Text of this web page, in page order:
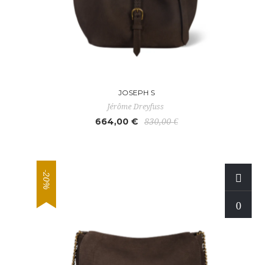
JOSEPH S
Jérôme Dreyfuss
664,00 € 830,00 €
-20%